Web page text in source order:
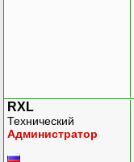
RXL
Технический
Администратор